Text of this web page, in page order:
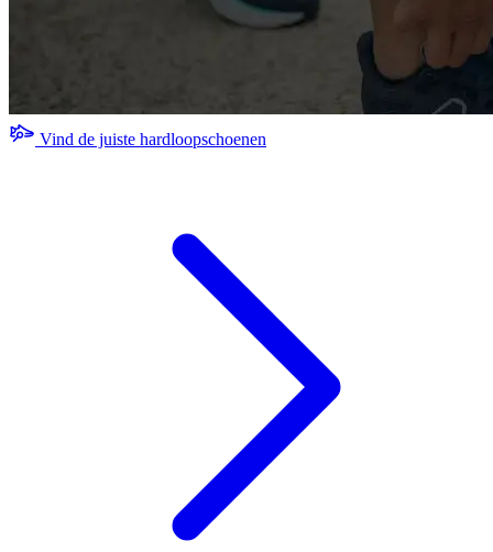
Vind de juiste hardloopschoenen